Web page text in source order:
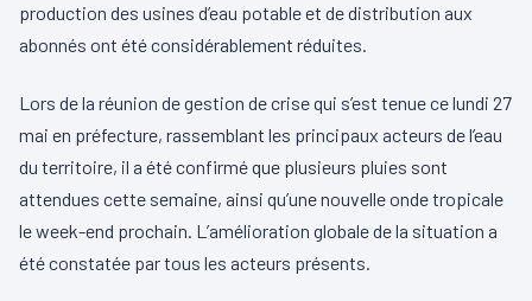
production des usines d’eau potable et de distribution aux
abonnés ont été considérablement réduites.
Lors de la réunion de gestion de crise qui s’est tenue ce lundi 27
mai en préfecture, rassemblant les principaux acteurs de l’eau
du territoire, il a été confirmé que plusieurs pluies sont
attendues cette semaine, ainsi qu’une nouvelle onde tropicale
le week-end prochain. L’amélioration globale de la situation a
été constatée par tous les acteurs présents.